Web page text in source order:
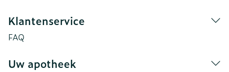
Klantenservice
FAQ
Uw apotheek